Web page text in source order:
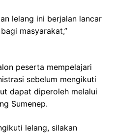
lelang ini berjalan lancar
masyarakat,”
peserta mempelajari
sebelum mengikuti
dapat diperoleh melalui
Sumenep.
lelang, silakan